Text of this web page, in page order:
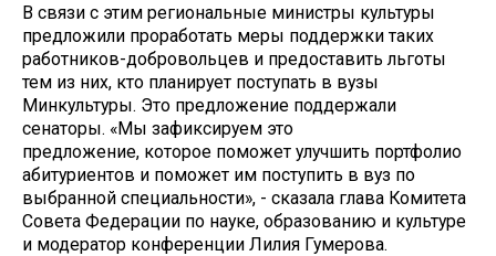
В связи с этим региональные министры культуры
предложили проработать меры поддержки таких
работников-добровольцев и предоставить льготы
тем из них, кто планирует поступать в вузы
Минкультуры. Это предложение поддержали
сенаторы. «Мы зафиксируем это
предложение, которое поможет улучшить портфолио
абитуриентов и поможет им поступить в вуз по
выбранной специальности», - сказала глава Комитета
Совета Федерации по науке, образованию и культуре
и модератор конференции Лилия Гумерова.